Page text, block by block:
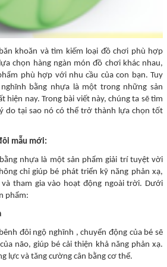
khoăn và tìm kiếm loại đồ chơi phù hợp
chọn hàng ngàn món đồ chơi khác nhau,
phù hợp với nhu cầu của con bạn. Tuy
bằng nhựa là một trong những sản
hiện nay. Trong bài viết này, chúng ta sẽ tìm
do tại sao nó có thể trở thành lựa chọn tốt
mẫu mới:
nhựa là một sản phẩm giải trí tuyệt vời
chỉ giúp bé phát triển kỹ năng phản xạ,
tham gia vào hoạt động ngoài trời. Dưới
phẩm:
đôi ngộ nghĩnh , chuyển động của bé sẽ
não, giúp bé cải thiện khả năng phản xạ.
lực và tăng cường cân bằng cơ thể.